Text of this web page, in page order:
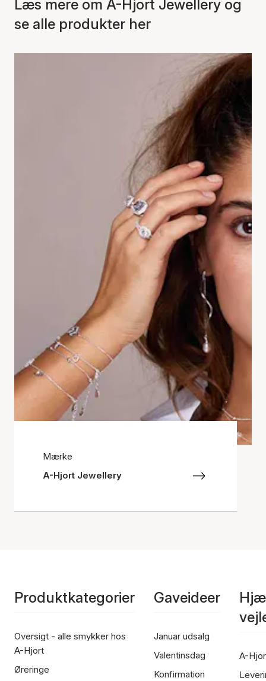
Læs mere om A-Hjort Jewellery og
se alle produkter her
Mærke
A-Hjort Jewellery
Produktkategorier
Oversigt - alle smykker hos
A-Hjort
Øreringe
Gaveideer
Januar udsalg
Valentinsdag
Konfirmation
A-